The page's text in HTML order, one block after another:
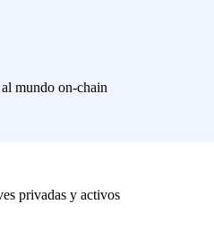
privadas y activos